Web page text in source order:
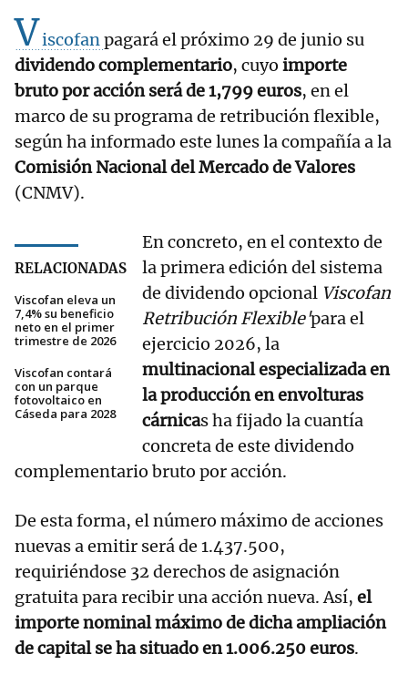
Viscofanpagará el próximo 29 de junio su
dividendo complementario, cuyo importe
bruto por acción será de 1,799 euros, en el
marco de su programa de retribución flexible,
según ha informado este lunes la compañía a la
Comisión Nacional del Mercado de Valores
(CNMV).
RELACIONADAS
Viscofan eleva un
7,4% su beneficio
neto en el primer
trimestre de 2026
Viscofan contará
con un parque
fotovoltaico en
Cáseda para 2028
En concreto, en el contexto de
la primera edición del sistema
de dividendo opcional Viscofan
Retribución Flexible'para el
ejercicio 2026, la
multinacional especializada en
la producción en envolturas
cárnicas ha fijado la cuantía
concreta de este dividendo
complementario bruto por acción.
De esta forma, el número máximo de acciones
nuevas a emitir será de 1.437.500,
requiriéndose 32 derechos de asignación
gratuita para recibir una acción nueva. Así, el
importe nominal máximo de dicha ampliación
de capital se ha situado en 1.006.250 euros.